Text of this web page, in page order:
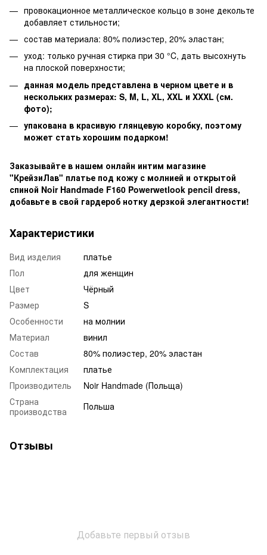
провокационное металлическое кольцо в зоне декольте
добавляет стильности;
состав материала: 80% полиэстер, 20% эластан;
уход: только ручная стирка при 30 °C, дать высохнуть
на плоской поверхности;
данная модель представлена в черном цвете и в
нескольких размерах: S, M, L, XL, XXL и XXXL (см.
фото);
упакована в красивую глянцевую коробку, поэтому
может стать хорошим подарком!
Заказывайте в нашем онлайн интим магазине
"КрейзиЛав" платье под кожу с молнией и открытой
спиной Noir Handmade F160 Powerwetlook pencil dress,
добавьте в свой гардероб нотку дерзкой элегантности!
Характеристики
Вид изделия
платье
Пол
для женщин
Цвет
Чёрный
Размер
S
Особенности
на молнии
Материал
винил
Состав
80% полиэстер, 20% эластан
Комплектация
платье
Производитель
Noir Handmade (Польща)
Страна
производства
Польша
Отзывы
Добавьте первый отзыв